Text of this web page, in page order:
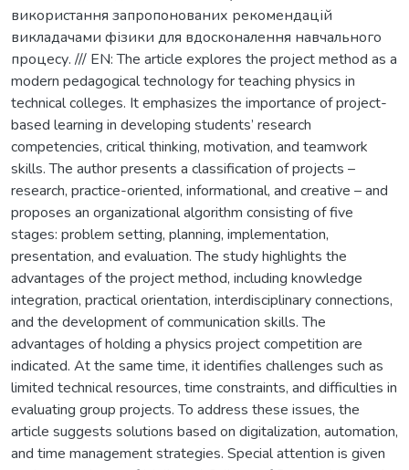
використання запропонованих рекомендацій
викладачами фізики для вдосконалення навчального
процесу. /// EN: The article explores the project method as a
modern pedagogical technology for teaching physics in
technical colleges. It emphasizes the importance of project-
based learning in developing students’ research
competencies, critical thinking, motivation, and teamwork
skills. The author presents a classification of projects –
research, practice-oriented, informational, and creative – and
proposes an organizational algorithm consisting of five
stages: problem setting, planning, implementation,
presentation, and evaluation. The study highlights the
advantages of the project method, including knowledge
integration, practical orientation, interdisciplinary connections,
and the development of communication skills. The
advantages of holding a physics project competition are
indicated. At the same time, it identifies challenges such as
limited technical resources, time constraints, and difficulties in
evaluating group projects. To address these issues, the
article suggests solutions based on digitalization, automation,
and time management strategies. Special attention is given